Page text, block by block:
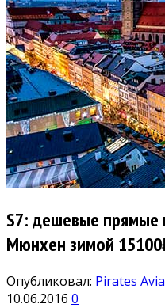
S7: дешевые прямые
Мюнхен зимой
Опубликовал: Pirates Avia
10.06.2016 0